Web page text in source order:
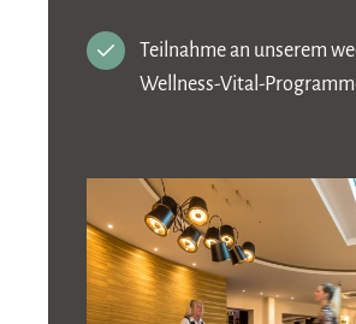
Teilnahme an unserem
Wellness-Vital-